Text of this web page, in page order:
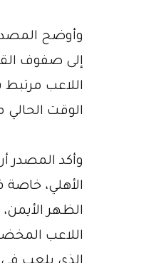
وأوضح
إلى صفوف
اللاعب
الوقت
وأكد المصدر
الأهلي، خاصة
الظهر
اللاعب